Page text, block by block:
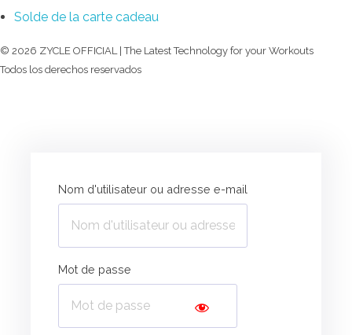
Solde de la carte cadeau
© 2026 ZYCLE OFFICIAL | The Latest Technology for your Workouts
Todos los derechos reservados
Nom d'utilisateur ou adresse e-mail
Mot de passe